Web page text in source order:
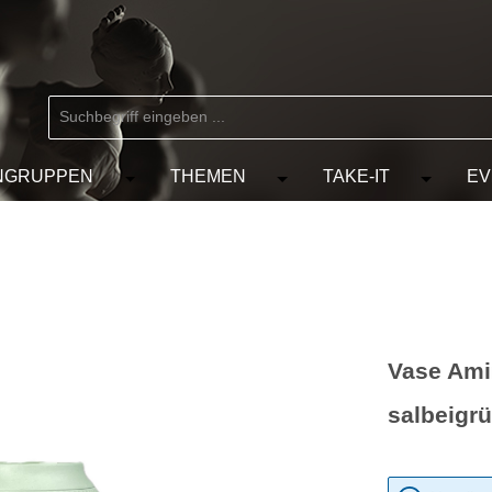
Kategorie MARKEN
das Dropdown der Kategorie KÜNSTLER
Öffne oder Schließe das Dropdown der
THEMEN Öffne oder Schließe das
TAKE-IT Öffne
Vase